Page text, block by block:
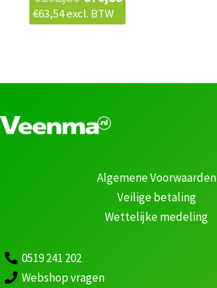
€63,54excl. BTW
Algemene Voorwaarden
Veilige betaling
Wettelijke medeling
0519 241 202
Webshop vragen